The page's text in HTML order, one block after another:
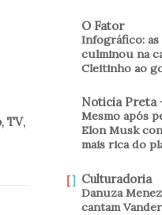
, TV,
O Fator
Infográfico: as
culminou na
Cleitinho ao
Noticia Preta
Mesmo após
Elon Musk
mais rica do
Culturadoria
Danuza
cantam